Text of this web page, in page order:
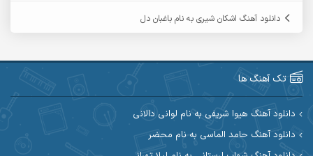
آرین صیادی
آرین مریدی
آوات بوکانی
دانلود آهنگ اشکان شیری به نام باغبان دل
تک آهنگ ها
دانلود آهنگ هیوا شریفی به نام لوانی دالانی
دانلود آهنگ حامد الماسی به نام محضر